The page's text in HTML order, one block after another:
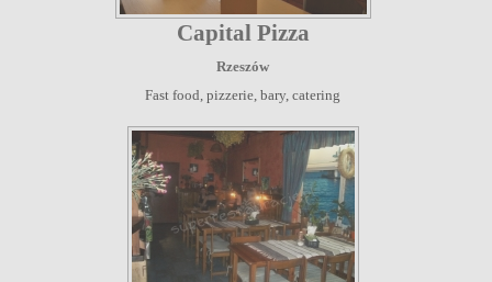
Capital Pizza
Rzeszów
Fast food, pizzerie, bary, catering